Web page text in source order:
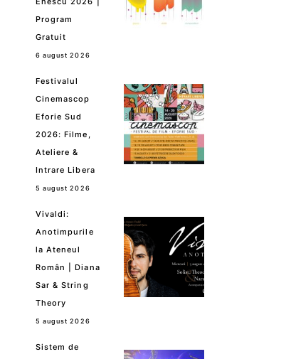
Program
Gratuit
6 august 2026
Festivalul
Cinemascop
Eforie Sud
2026: Filme,
Ateliere &
Intrare Libera
5 august 2026
Vivaldi:
Anotimpurile
la Ateneul
Român | Diana
Sar & String
Theory
5 august 2026
Sistem de